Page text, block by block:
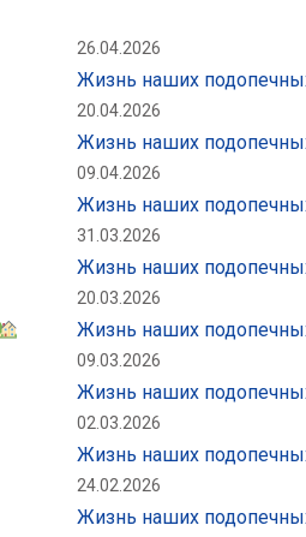
26.04.2026
Жизнь наших
20.04.2026
Жизнь наших
09.04.2026
Жизнь наших
31.03.2026
Жизнь наших
20.03.2026
Жизнь наших
09.03.2026
Жизнь наших
02.03.2026
Жизнь наших
24.02.2026
Жизнь наших